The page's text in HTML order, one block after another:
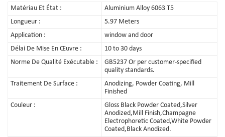
Matériau Et État :
Aluminium Alloy 6063 T5
Longueur :
5.97 Meters
Application :
window and door
Délai De Mise En Œuvre :
10 to 30 days
Norme De Qualité Exécutable :
GB5237 Or per customer-specified
quality standards.
Traitement De Surface :
Anodizing, Powder Coating, Mill
Finished
Couleur :
Gloss Black Powder Coated,Silver
Anodized,Mill Finish,Champagne
Electrophoretic Coated,White Powder
Coated,Black Anodized.